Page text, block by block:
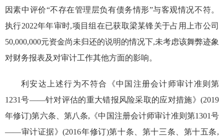
因素中评价“不存在管理层负有债务情形”与客观情况不符。
执行2022年年审时,项目组在已获取梁某锋关于占用上市公司
50,000,000元资金尚未归还的说明的情况下,未考虑该舞弊迹象
对财务报表及对审计工作其他方面的影响。
利安达上述行为不符合
《中国注册会计师审计准则第
1231号——针对评估的重大错报风险采取的应对措施》(2019
年修订)第六条、第八条,《中国注册会计师审计准则第1301号
——审计证据》(2016年修订)第十条、第十三条、第十五条,